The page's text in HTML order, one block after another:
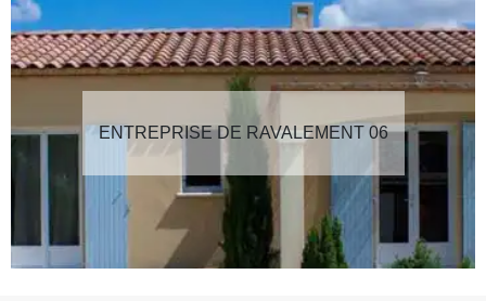
ENTREPRISE DE RAVALEMENT 06